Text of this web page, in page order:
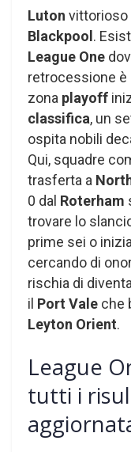
Luton vittorioso
Blackpool .
League One
retrocessione è
zona playoff
classifica, un
ospita nobili
Qui, squadre
trasferta a
0 dal Roterham
trovare lo
prime sei o
cercando di
rischia di
il Port Vale che
Leyton Orient.
League
tutti i